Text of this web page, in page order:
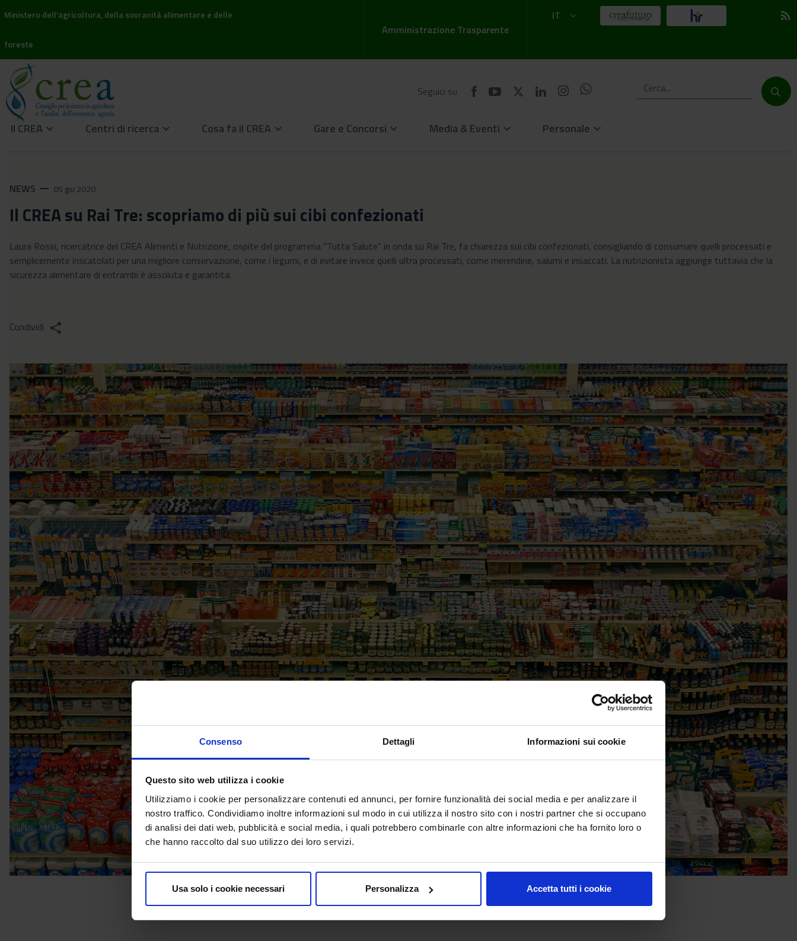
Consenso Dettagli Informazioni sui cookie
Questo sito web utilizza i cookie
Utilizziamo i cookie per personalizzare contenuti ed annunci, per fornire funzionalità dei social media e per analizzare il
nostro traffico. Condividiamo inoltre informazioni sul modo in cui utilizza il nostro sito con i nostri partner che si occupano
di analisi dei dati web, pubblicità e social media, i quali potrebbero combinarle con altre informazioni che ha fornito loro o
che hanno raccolto dal suo utilizzo dei loro servizi.
Usa solo i cookie necessari Personalizza Accetta tutti i cookie
Ministero dell'agricoltura, della sovranità alimentare e delle
foreste
Amministrazione Trasparente
IT rss_feed
Seguici su
Il CREA keyboard_arrow_down Centri di ricerca keyboard_arrow_down Cosa fa il CREA keyboard_arrow_down Gare e Concorsi keyboard_arrow_down Media & Eventi keyboard_arrow_down Personale keyboard_arrow_down
NEWS remove 05 giu 2020
Il CREA su Rai Tre: scopriamo di più sui cibi confezionati
Laura Rossi, ricercatrice del CREA Alimenti e Nutrizione, ospite del programma "Tutta Salute" in onda su Rai Tre, fa chiarezza sui cibi confezionati, consigliando di consumare quelli processati e
semplicemente inscatolati per una migliore conservazione, come i legumi, e di evitare invece quelli ultra processati, come merendine, salumi e insaccati. La nutrizionista aggiunge tuttavia che la
sicurezza alimentare di entrambi è assoluta e garantita.
Condividi share